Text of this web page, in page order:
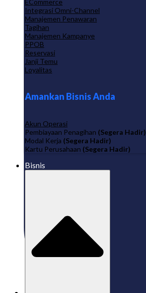
ECommerce
Integrasi Omni-Channel
Manajemen Penawaran
Tagihan
Manajemen Kampanye
PPOB
Reservasi
Janji Temu
Loyalitas
Amankan Bisnis Anda
Akun Operasi
Pembiayaan Penagihan (Segera Hadir)
Modal Kerja (Segera Hadir)
Kartu Perusahaan (Segera Hadir)
Bisnis